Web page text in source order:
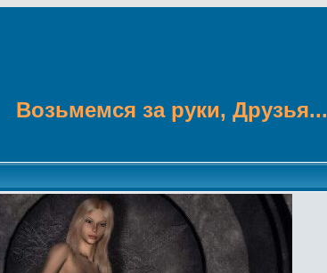
Возьмемся за руки, Друзья...